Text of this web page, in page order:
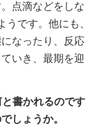
点滴などをしな
です。他にも、
なったり、反応
いき、最期を迎
書かれるのです
しょうか。